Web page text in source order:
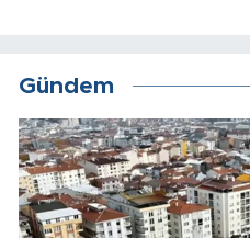
Gündem